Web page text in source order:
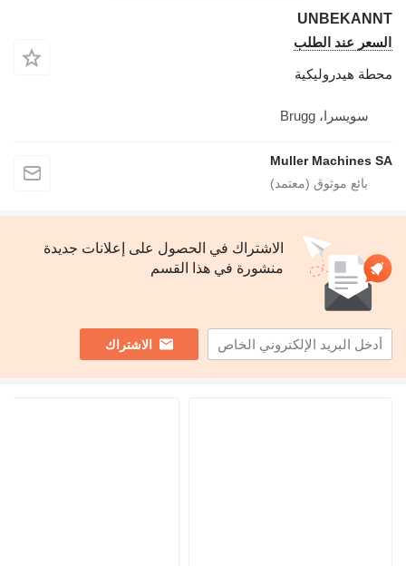
عند الطلب
هيدروليكية
سويسرا، Brugg
Muller Machines
الاشتراك في الحصول على إعلانات جديدة
منشورة في هذا القسم
الاشتراك